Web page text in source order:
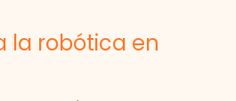
la robótica en